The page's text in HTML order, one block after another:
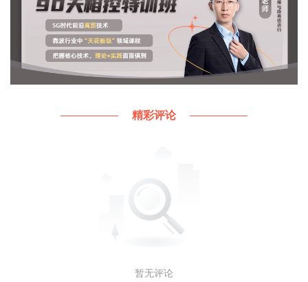
在饱和状态下，三极管集电极电流i
不再成比例关系。
饱和状态下的三极管基极电流i
精彩评论
暂无评论